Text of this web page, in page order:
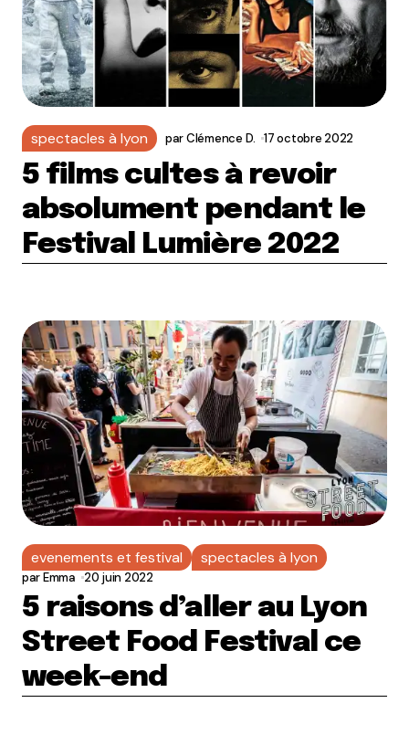
spectacles à lyon parClémence D. 17 octobre 2022
5 films cultes à revoir
absolument pendant le
Festival Lumière 2022
evenements et festival spectacles à lyon
parEmma 20 juin 2022
5 raisons d’aller au Lyon
Street Food Festival ce
week-end